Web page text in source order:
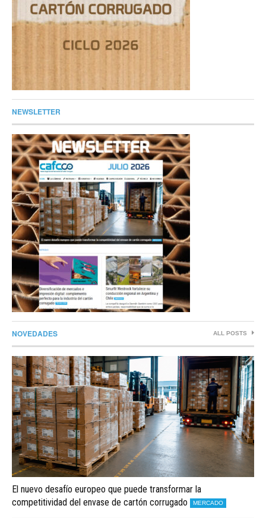
NEWSLETTER
NOVEDADES ALL POSTS
El nuevo desafío europeo que puede transformar la
competitividad del envase de cartón corrugado
MERCADO